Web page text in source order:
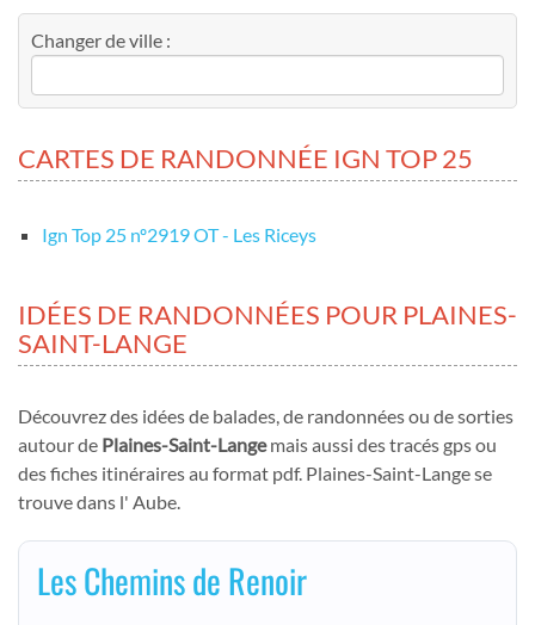
Changer de ville :
CARTES DE RANDONNÉE IGN TOP 25
Ign Top 25 nº2919 OT - Les Riceys
IDÉES DE RANDONNÉES POUR PLAINES-
SAINT-LANGE
Découvrez des idées de balades, de randonnées ou de sorties
autour de Plaines-Saint-Langemais aussi des tracés gps ou
des fiches itinéraires au format pdf. Plaines-Saint-Lange se
trouve dans l' Aube.
Les Chemins de Renoir